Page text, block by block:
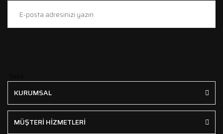
KURUMSAL
MÜŞTERİ HİZMETLERİ